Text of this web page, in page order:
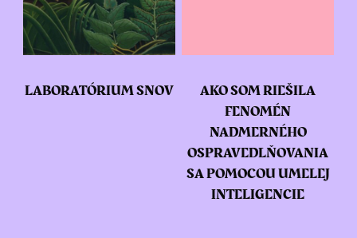
LABORATÓRIUM SNOV
AKO SOM RIEŠILA
FENOMÉN
NADMERNÉHO
OSPRAVEDLŇOVANIA
SA POMOCOU UMELEJ
INTELIGENCIE